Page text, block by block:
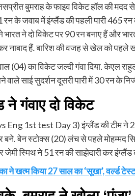
बुमराह के फाइव विकेट हॉल की मदद
के जवाब में इंग्लैंड की पहली पारी 465
ने दो विकेट पर 90 रन बनाए हैं और
नाबाद हैं. बारिश की वजह से खेल को पहले
(04) का विकेट जल्दी गंवा दिया. केएल
वाले साई सुदर्शन दूसरी पारी में 30 रन के
गंवाए दो विकेट
Eng 1st test Day 3) इंग्लैंड की टीम ने
बने. बेन स्टोक्स (20) लंच से पहले
स्मिथ ने 51 रन की साझेदारी कर इंग्लैंड
खत्म किया 27 साल का ‘सूखा’, वर्ल्ड